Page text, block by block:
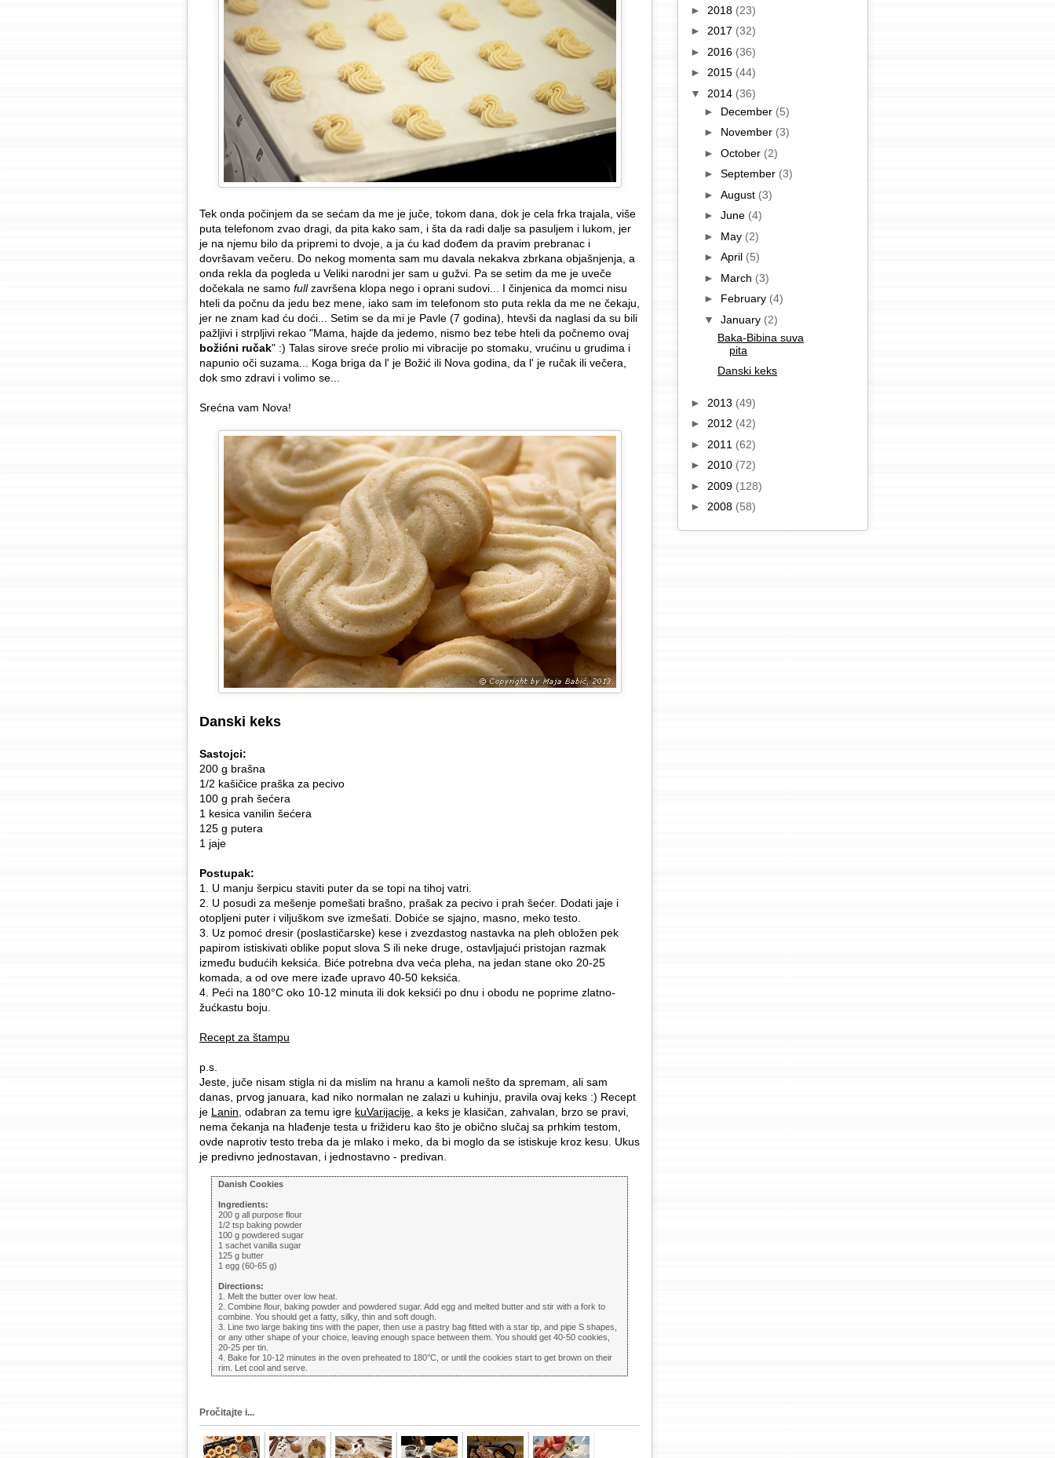
Tek onda počinjem da se sećam da me je juče, tokom dana, dok je cela frka trajala, više
puta telefonom zvao dragi, da pita kako sam, i šta da radi dalje sa pasuljem i lukom, jer
je na njemu bilo da pripremi to dvoje, a ja ću kad dođem da pravim prebranac i
dovršavam večeru. Do nekog momenta sam mu davala nekakva zbrkana objašnjenja, a
onda rekla da pogleda u Veliki narodni jer sam u gužvi. Pa se setim da me je uveče
dočekala ne samo fullzavršena klopa nego i oprani sudovi... I činjenica da momci nisu
hteli da počnu da jedu bez mene, iako sam im telefonom sto puta rekla da me ne čekaju,
jer ne znam kad ću doći... Setim se da mi je Pavle (7 godina), htevši da naglasi da su bili
pažljivi i strpljivi rekao "Mama, hajde da jedemo, nismo bez tebe hteli da počnemo ovaj
božićni ručak" :) Talas sirove sreće prolio mi vibracije po stomaku, vrućinu u grudima i
napunio oči suzama... Koga briga da l' je Božić ili Nova godina, da l' je ručak ili večera,
dok smo zdravi i volimo se...
Srećna vam Nova!
Danski keks
Sastojci:
200 g brašna
1/2 kašičice praška za pecivo
100 g prah šećera
1 kesica vanilin šećera
125 g putera
1 jaje
Postupak:
1. U manju šerpicu staviti puter da se topi na tihoj vatri.
2. U posudi za mešenje pomešati brašno, prašak za pecivo i prah šećer. Dodati jaje i
otopljeni puter i viljuškom sve izmešati. Dobiće se sjajno, masno, meko testo.
3. Uz pomoć dresir (poslastičarske) kese i zvezdastog nastavka na pleh obložen pek
papirom istiskivati oblike poput slova S ili neke druge, ostavljajući pristojan razmak
između budućih keksića. Biće potrebna dva veća pleha, na jedan stane oko 20-25
komada, a od ove mere izađe upravo 40-50 keksića.
4. Peći na 180°C oko 10-12 minuta ili dok keksići po dnu i obodu ne poprime zlatno-
žućkastu boju.
Recept za štampu
p.s.
Jeste, juče nisam stigla ni da mislim na hranu a kamoli nešto da spremam, ali sam
danas, prvog januara, kad niko normalan ne zalazi u kuhinju, pravila ovaj keks :) Recept
je Lanin , odabran za temu igre kuVarijacije , a keks je klasičan, zahvalan, brzo se pravi,
nema čekanja na hlađenje testa u frižideru kao što je obično slučaj sa prhkim testom,
ovde naprotiv testo treba da je mlako i meko, da bi moglo da se istiskuje kroz kesu. Ukus
je predivno jednostavan, i jednostavno - predivan.
Danish Cookies
Ingredients:
200 g all purpose flour
1/2 tsp baking powder
100 g powdered sugar
1 sachet vanilla sugar
125 g butter
1 egg (60-65 g)
Directions:
1. Melt the butter over low heat.
2. Combine flour, baking powder and powdered sugar. Add egg and melted butter and stir with a fork to
combine. You should get a fatty, silky, thin and soft dough.
3. Line two large baking tins with the paper, then use a pastry bag fitted with a star tip, and pipe S shapes,
or any other shape of your choice, leaving enough space between them. You should get 40-50 cookies,
20-25 per tin.
4. Bake for 10-12 minutes in the oven preheated to 180°C, or until the cookies start to get brown on their
rim. Let cool and serve.
Pročitajte i...
► 2018 (23)
► 2017 (32)
► 2016 (36)
► 2015 (44)
▼ 2014 (36)
► December (5)
► November (3)
► October (2)
► September (3)
► August (3)
► June (4)
► May (2)
► April (5)
► March (3)
► February (4)
▼ January (2)
Baka-Bibina suva
pita
Danski keks
► 2013 (49)
► 2012 (42)
► 2011 (62)
► 2010 (72)
► 2009 (128)
► 2008 (58)